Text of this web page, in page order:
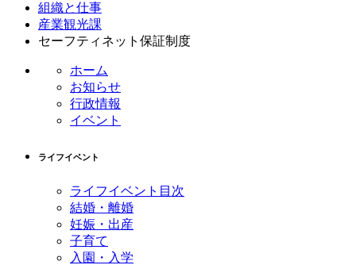
組織と仕事
産業観光課
セーフティネット保証制度
ホーム
お知らせ
行政情報
イベント
ライフイベント
ライフイベント目次
結婚・離婚
妊娠・出産
子育て
入園・入学